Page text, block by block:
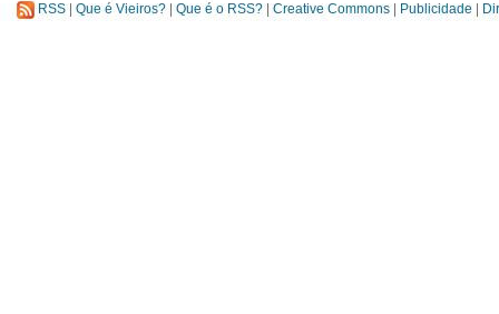
RSS Que é Vieiros? Que é o RSS? Creative Commons Publicidade